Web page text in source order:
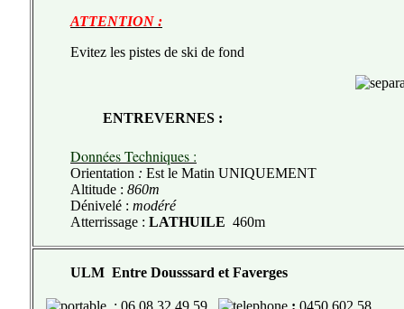
ATTENTION :
Evitez les pistes de ski de fond
ENTREVERNES :
Données Techniques :
Orientation : Est le Matin UNIQUEMENT
Altitude : 860m
Dénivelé : modéré
Atterrissage : LATHUILE 460m
ULM Entre Dousssard et Faverges
: 06 08 32 49 59 : 0450 602 58